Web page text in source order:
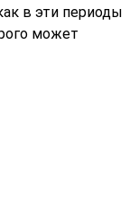
в эти периоды
может